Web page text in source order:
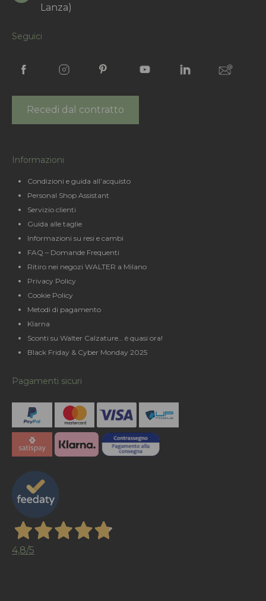
Lanza)
Seguici
Recedi dal contratto
Informazioni
Condizioni e guida all’acquisto
Personal Shop Assistant
Servizio clienti
Guida alle taglie
Informazioni su resi e cambi
FAQ – Domande Frequenti
Ritiro nei negozi WALTER a Milano
Privacy Policy
Cookie Policy
Metodi di pagamento
Klarna
Sconti su Walter Calzature… è quasi ora!
Black Friday & Cyber Monday 2025
Pagamenti sicuri
4,8/5